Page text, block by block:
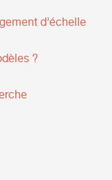
d’échelle
?